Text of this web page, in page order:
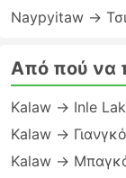
Naypyitaw →
Από πού να
Kalaw → Inle
Kalaw →
Kalaw →